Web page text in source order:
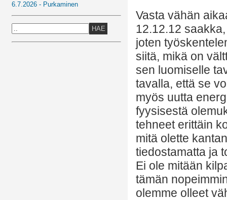
6.7.2026 - Purkaminen
HAE
Vasta vähän
12.12.12
joten
siitä, mikä on
sen luomiselle
tavalla, että se
myös uutta
fyysisestä
tehneet erittäin
mitä olette
tiedostamatta ja
Ei ole mitään
tämän
olemme olleet